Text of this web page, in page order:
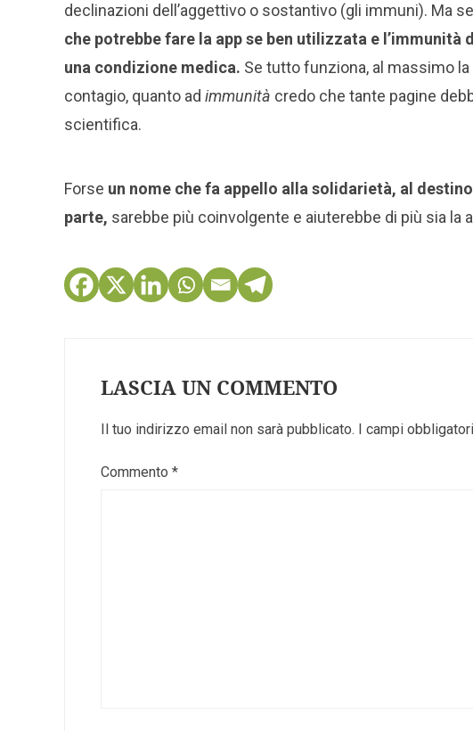
declinazioni dell’aggettivo o sostantivo (gli immuni). Ma
che potrebbe fare la app se ben utilizzata e
una condizione medica. Se tutto funziona, al massimo
contagio, quanto ad immunità credo che tante pagine
scientifica.
Forse un nome che fa appello alla solidarietà, al
parte, sarebbe più coinvolgente e aiuterebbe di più sia la
LASCIA UN COMMENTO
Il tuo indirizzo email non sarà pubblicato. I campi
Commento *